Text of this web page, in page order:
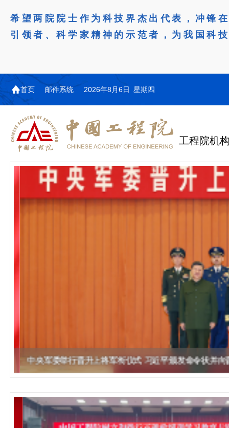
希望两院院士作为科技界杰出代表，冲锋
引领者、科学家精神的示范者，为我国科
首页 邮件系统 2026年8月6日 星期四
工程院机
机构图 更多 院领导
院长-张玉
副院长-陈
院士名单
978
人
全体院士名单
学部院士名单
能源与矿业工程学部
土木、水利与建筑工程学部
环境与轻纺工程学部
工程管理学部(85人,其中79 人为跨学
咨询工作简介 更多
性、咨询性学术机构。组织院士开展战略咨询研
究，为国家决策提供支撑服务是中国工程院的主要
党的二十大提出，完善国家科技创新体系，强
化科技战略咨询，提升国家创新体系整体效能。中
国工程院以习近平新时代中国特色社会主义思想为
指导，按照党中央、国务院战略部署，坚持“服务决
策、适度超前”，坚持以科学咨询支撑科学决策，坚
持“顶天立地”，积极推进国家工程科技思想库建设和
家、支撑经济社会高质量发展、实现中华民族伟大
复兴的中国梦，提供科技智力支撑。
学术研讨
医药卫生学部学术报告会在京举行
术引领作用，2026年7月10日下午，
院医药卫生学部学术报告会在北京会
行。6位院士做报告，50余位院士参
健康中国与生物医药工程创新研讨会暨第五届中医药高质量发展大会在天津召开
工作动态 更多
江西研究院组织召开省校产
学研合作交流会
移转化中心，组织江西省相关地
市、企业赴京与北京化工大学举
办产学研合作交流会。北京化工
大学党委常委、副校长许海军，
江西省科学院党组成员、副院长
章国勇，江西研究院副院长邹慧
2026-04-11
2026-03-26
2026-03-04
教育委员会简介 更多
中国工程院教育委员会以习近平新时代中国特
色社会主义思想为指导，深入贯彻落实党的二十大
各项职能，发挥工程教育领域国家高端智库作用，
为一体推进教育科技人才发展，统筹建设教育强
国、科技强国、人才强国提供支撑。主要任务有：
一是贯彻落实习近平总书记重要指示批示精神
和其他中央领导同志有关批示要求，围绕党中央决
策部署，充分发挥高端智库作用，组织院士、专家
开展与工程教育（包括工、农、医科）有关的咨询
研究，为党和国家决策提出咨询意见和建议。
二是加强同教育界、产业界和科技界的联系，
促进工程教育与经济建设紧密结合，促进工程技术
三是积极推动我国继续工程教育的发展及其体
系的建立和完善，促进院校工程教育与继续工程教
国际交流与合作动态
第29届中日韩工程院圆桌会
议在首尔召开
值主办，三国工程院院士及代表
100余人现场参会。韩国工程院
国际关系委员会主席朴宰佑院
士、中国工程院国际合作局副局
长（主持工作）丁宁、日本工程
院原副院长原山优子致开幕辞。
2026-08-03
2026-07-27
2026-05-03
中央军委举行晋升上将军衔仪式 习近平颁发命令状并向